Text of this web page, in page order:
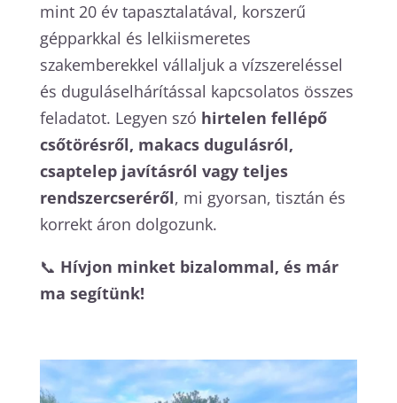
mint 20 év tapasztalatával, korszerű
gépparkkal és lelkiismeretes
szakemberekkel vállaljuk a vízszereléssel
és duguláselhárítással kapcsolatos összes
feladatot. Legyen szó hirtelen fellépő
csőtörésről, makacs dugulásról,
csaptelep javításról vagy teljes
rendszercseréről, mi gyorsan, tisztán és
korrekt áron dolgozunk.
📞 Hívjon minket bizalommal, és már
ma segítünk!